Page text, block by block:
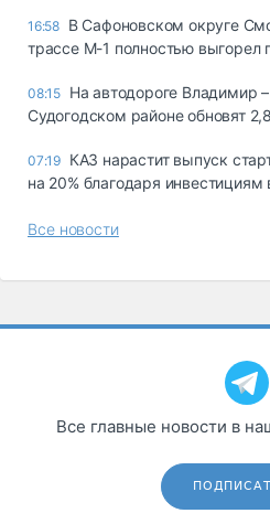
16:58 В Сафоновском округе
трассе М-1 полностью выгорел
08:15 На автодороге Владимир
Судогодском районе обновят
07:19 КАЗ нарастит выпуск
на 20% благодаря
Все новости
Все главные новости в